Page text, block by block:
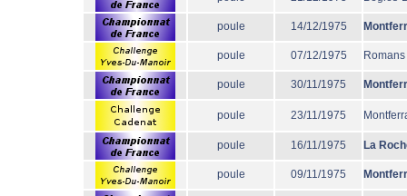
poule 14/12/1975
poule 07/12/1975 Romans
poule 30/11/1975
poule 23/11/1975
poule 16/11/1975 La
poule 09/11/1975